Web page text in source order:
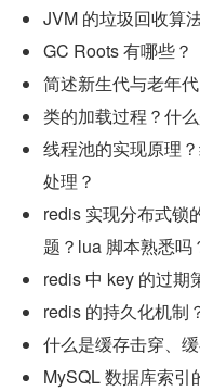
JVM 的垃圾回收算
GC Roots 有哪些？
简述新生代与老年
类的加载过程？什
线程池的实现原理
处理？
redis 实现分布式锁
题？lua 脚本熟悉吗
redis 中 key 的过期
redis 的持久化机制
什么是缓存击穿、
MySQL 数据库索引